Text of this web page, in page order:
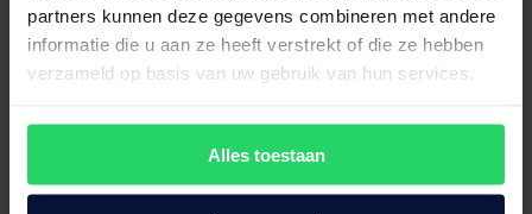
partners kunnen deze gegevens combineren met andere
informatie die u aan ze heeft verstrekt of die ze hebben
verzameld op basis van uw gebruik van hun services.
Alles toestaan
begeleiden in uw zoektocht naar de ideale slaapoplossing.
Maak een afspraak!